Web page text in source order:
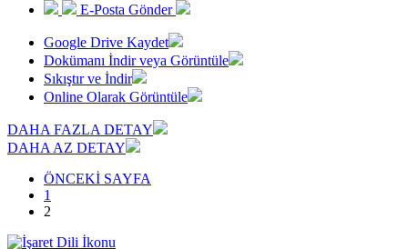
E-Posta Gönder
Google Drive Kaydet
Dokümanı İndir veya Görüntüle
Sıkıştır ve İndir
Online Olarak Görüntüle
DAHA FAZLA DETAY
DAHA AZ DETAY
ÖNCEKİ SAYFA
1
2